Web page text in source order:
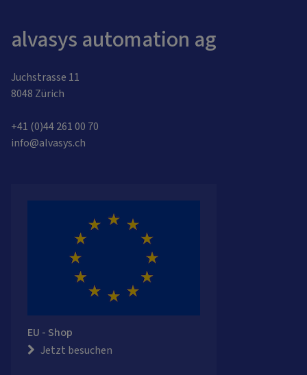
alvasys automation ag
Juchstrasse 11
8048 Zürich
+41 (0)44 261 00 70
info@alvasys.ch
EU - Shop
Jetzt besuchen